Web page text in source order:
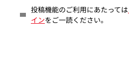
投稿機能のご利用にあたっては
インをご一読ください。